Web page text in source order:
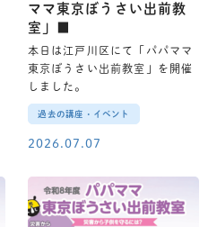
ママ東京ぼうさい出前教
室」■
本日は江戸川区にて「パパママ
東京ぼうさい出前教室」を開催
しました。
過去の講座・イベント
2026.07.07